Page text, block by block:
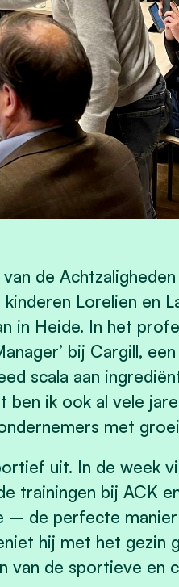
de
Lorelien en
in Heide. In het
bij Cargill,
scala aan
ben ik ook al vele
met
uit. In de week
trainingen bij ACK
– de perfecte
hij met het gezin
van de sportieve en